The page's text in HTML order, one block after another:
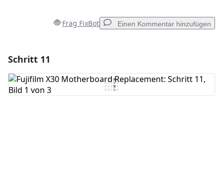
Frag FixBot Einen Kommentar hinzufügen
Kommentar hinzufügen
Schritt 11